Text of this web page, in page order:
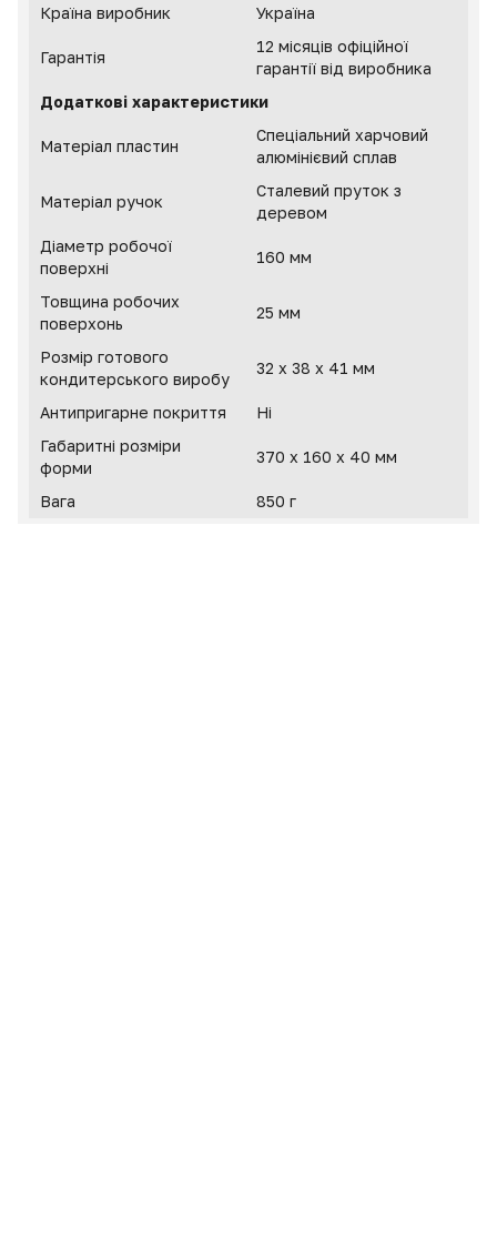
Країна виробник Україна
Гарантія
12 місяців офіційної
гарантії від виробника
Додаткові характеристики
Матеріал пластин
Спеціальний харчовий
алюмінієвий сплав
Матеріал ручок
Сталевий пруток з
деревом
Діаметр робочої
поверхні
160 мм
Товщина робочих
поверхонь
25 мм
Розмір готового
кондитерського виробу
32 х 38 х 41 мм
Антипригарне покриття
Ні
Габаритні розміри
форми
370 х 160 х 40 мм
Вага 850 г